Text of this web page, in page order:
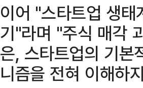
이어 "스타트업 생
기"라며 "주식 매각
은, 스타트업의 기본
니즘을 전혀 이해하